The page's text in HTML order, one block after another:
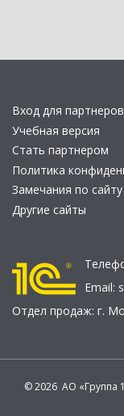
Вход для
Учебная версия
Стать партнером
Политика
Замечания по сайту
Другие сайты
Email:
Отдел продаж: г.
© 2026 АО «Группа